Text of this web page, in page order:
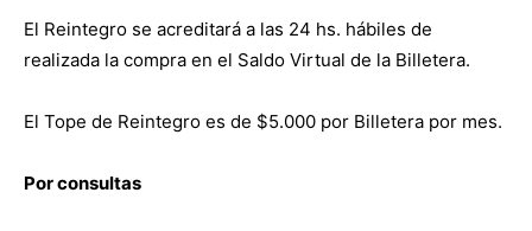
El Reintegro se acreditará a las 24 hs. hábiles de
realizada la compra en el Saldo Virtual de la Billetera.
El Tope de Reintegro es de $5.000 por Billetera por mes.
Por consultas